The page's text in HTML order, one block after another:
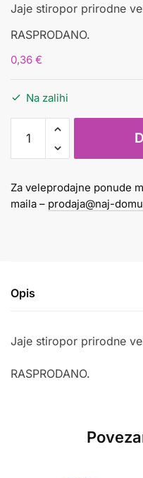
Jaje stiropor prirodne
RASPRODANO.
0,36 €
Na zalihi
stiropor
60mm
količina
Za veleprodajne ponude
maila – prodaja@naj-
Opis
Jaje stiropor prirodne
RASPRODANO.